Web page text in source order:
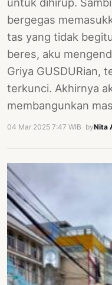
bergegas
tas yang tidak
beres, aku
Griya GUSDURian,
terkunci. Akhirnya
membangunkan
04 Mar 2025 7:47 WIB byNita